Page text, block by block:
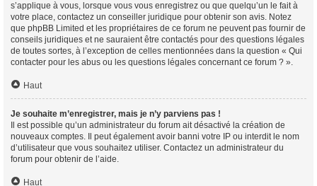
s’applique à vous, lorsque vous vous enregistrez ou que quelqu’un le fait à
votre place, contactez un conseiller juridique pour obtenir son avis. Notez
que phpBB Limited et les propriétaires de ce forum ne peuvent pas fournir de
conseils juridiques et ne sauraient être contactés pour des questions légales
de toutes sortes, à l’exception de celles mentionnées dans la question « Qui
contacter pour les abus ou les questions légales concernant ce forum ? ».
Haut
Je souhaite m’enregistrer, mais je n’y parviens pas !
Il est possible qu’un administrateur du forum ait désactivé la création de
nouveaux comptes. Il peut également avoir banni votre IP ou interdit le nom
d’utilisateur que vous souhaitez utiliser. Contactez un administrateur du
forum pour obtenir de l’aide.
Haut